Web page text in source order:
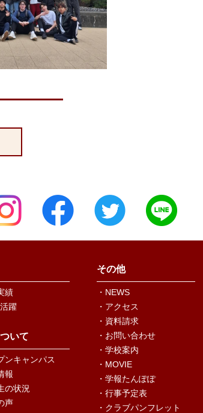
績
躍
いて
ンキャンパス
報
の状況
声
その他
・NEWS
・アクセス
・資料請求
・お問い合わせ
・学校案内
・MOVIE
・学報たんぽぽ
・行事予定表
・クラブパンフレット